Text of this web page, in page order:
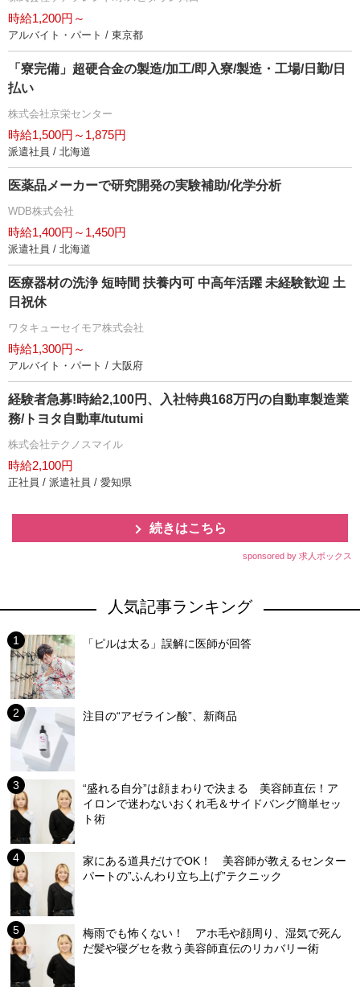
時給1,200円～
アルバイト・パート / 東京都
「寮完備」超硬合金の製造/加工/即入寮/製造・工場/日勤/日
払い
株式会社京栄センター
時給1,500円～1,875円
派遣社員 / 北海道
医薬品メーカーで研究開発の実験補助/化学分析
WDB株式会社
時給1,400円～1,450円
派遣社員 / 北海道
医療器材の洗浄 短時間 扶養内可 中高年活躍 未経験歓迎 土
日祝休
ワタキューセイモア株式会社
時給1,300円～
アルバイト・パート / 大阪府
経験者急募!時給2,100円、入社特典168万円の自動車製造業
務/トヨタ自動車/tutumi
株式会社テクノスマイル
時給2,100円
正社員 / 派遣社員 / 愛知県
続きはこちら
sponsored by 求人ボックス
人気記事ランキング
「ピルは太る」誤解に医師が回答
注目の“アゼライン酸”、新商品
“盛れる自分”は顔まわりで決まる 美容師直伝！ア
イロンで迷わないおくれ毛＆サイドバング簡単セッ
ト術
家にある道具だけでOK！ 美容師が教えるセンター
パートの”ふんわり立ち上げ”テクニック
梅雨でも怖くない！ アホ毛や顔周り、湿気で死ん
だ髪や寝グセを救う美容師直伝のリカバリー術